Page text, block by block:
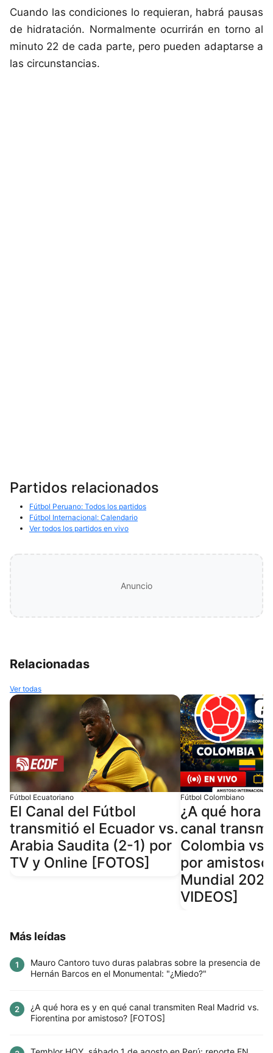
Cuando las condiciones lo requieran, habrá pausas
de hidratación. Normalmente ocurrirán en torno al
minuto 22 de cada parte, pero pueden adaptarse a
las circunstancias.
Partidos relacionados
Fútbol Peruano: Todos los partidos
Fútbol Internacional: Calendario
Ver todos los partidos en vivo
Anuncio
Relacionadas
Ver todas
Fútbol Ecuatoriano
El Canal del Fútbol
transmitió el Ecuador vs.
Arabia Saudita (2-1) por
TV y Online [FOTOS]
Fútbol Colombiano
¿A qué hora
canal
Colombia vs.
por amistoso
Mundial
VIDEOS]
Más leídas
1
Mauro Cantoro tuvo duras palabras sobre la presencia de
Hernán Barcos en el Monumental: "¿Miedo?"
2
¿A qué hora es y en qué canal transmiten Real Madrid vs.
Fiorentina por amistoso? [FOTOS]